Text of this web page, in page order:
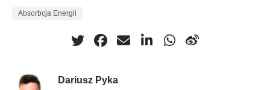
Absorbcja Energii
Dariusz Pyka